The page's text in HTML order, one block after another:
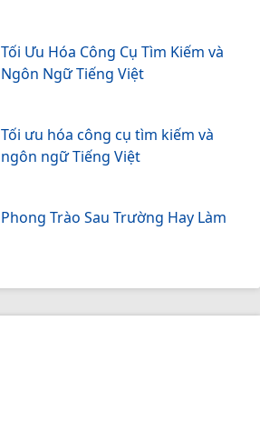
Tối Ưu Hóa Công Cụ Tìm Kiếm và
Ngôn Ngữ Tiếng Việt
Tối ưu hóa công cụ tìm kiếm và
ngôn ngữ Tiếng Việt
Phong Trào Sau Trường Hay Làm